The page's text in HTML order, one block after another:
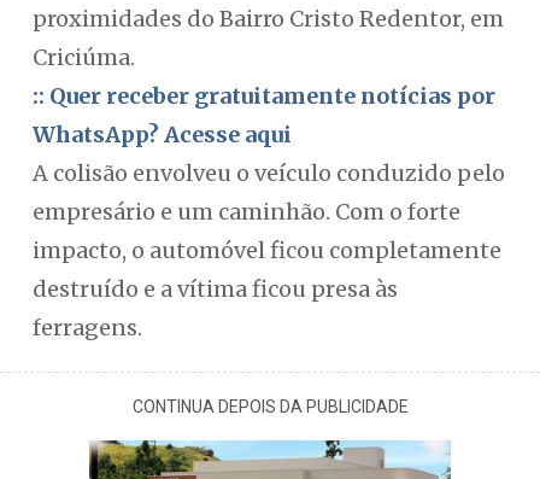
proximidades do Bairro Cristo Redentor, em
Criciúma.
:: Quer receber gratuitamente notícias por
WhatsApp? Acesse aqui
A colisão envolveu o veículo conduzido pelo
empresário e um caminhão. Com o forte
impacto, o automóvel ficou completamente
destruído e a vítima ficou presa às
ferragens.
CONTINUA DEPOIS DA PUBLICIDADE